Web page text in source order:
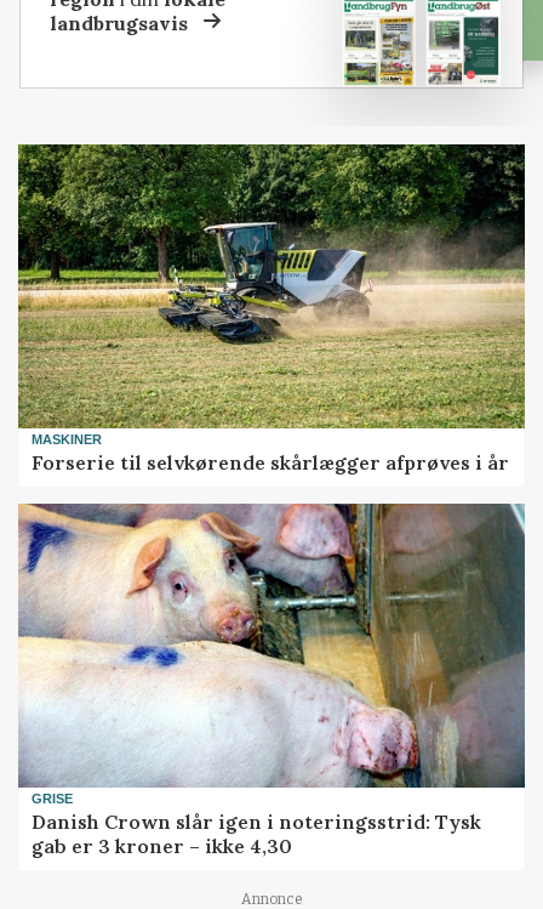
landbrugsavis
MASKINER
Forserie til selvkørende skårlægger afprøves i år
GRISE
Danish Crown slår igen i noteringsstrid: Tysk
gab er 3 kroner – ikke 4,30
Annonce